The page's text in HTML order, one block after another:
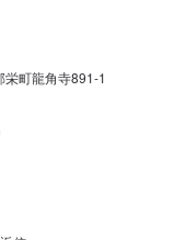
駐車してください。受
ください。ご案内いた
営業時間：8:30~17:30
栄町龍角寺891-1